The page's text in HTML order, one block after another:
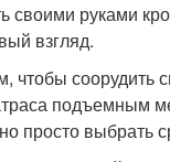
своими руками
взгляд.
чтобы
подъемным
просто выбрать